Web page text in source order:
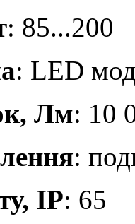
: 85...200
: LED
Лм: 10
:
IP: 65